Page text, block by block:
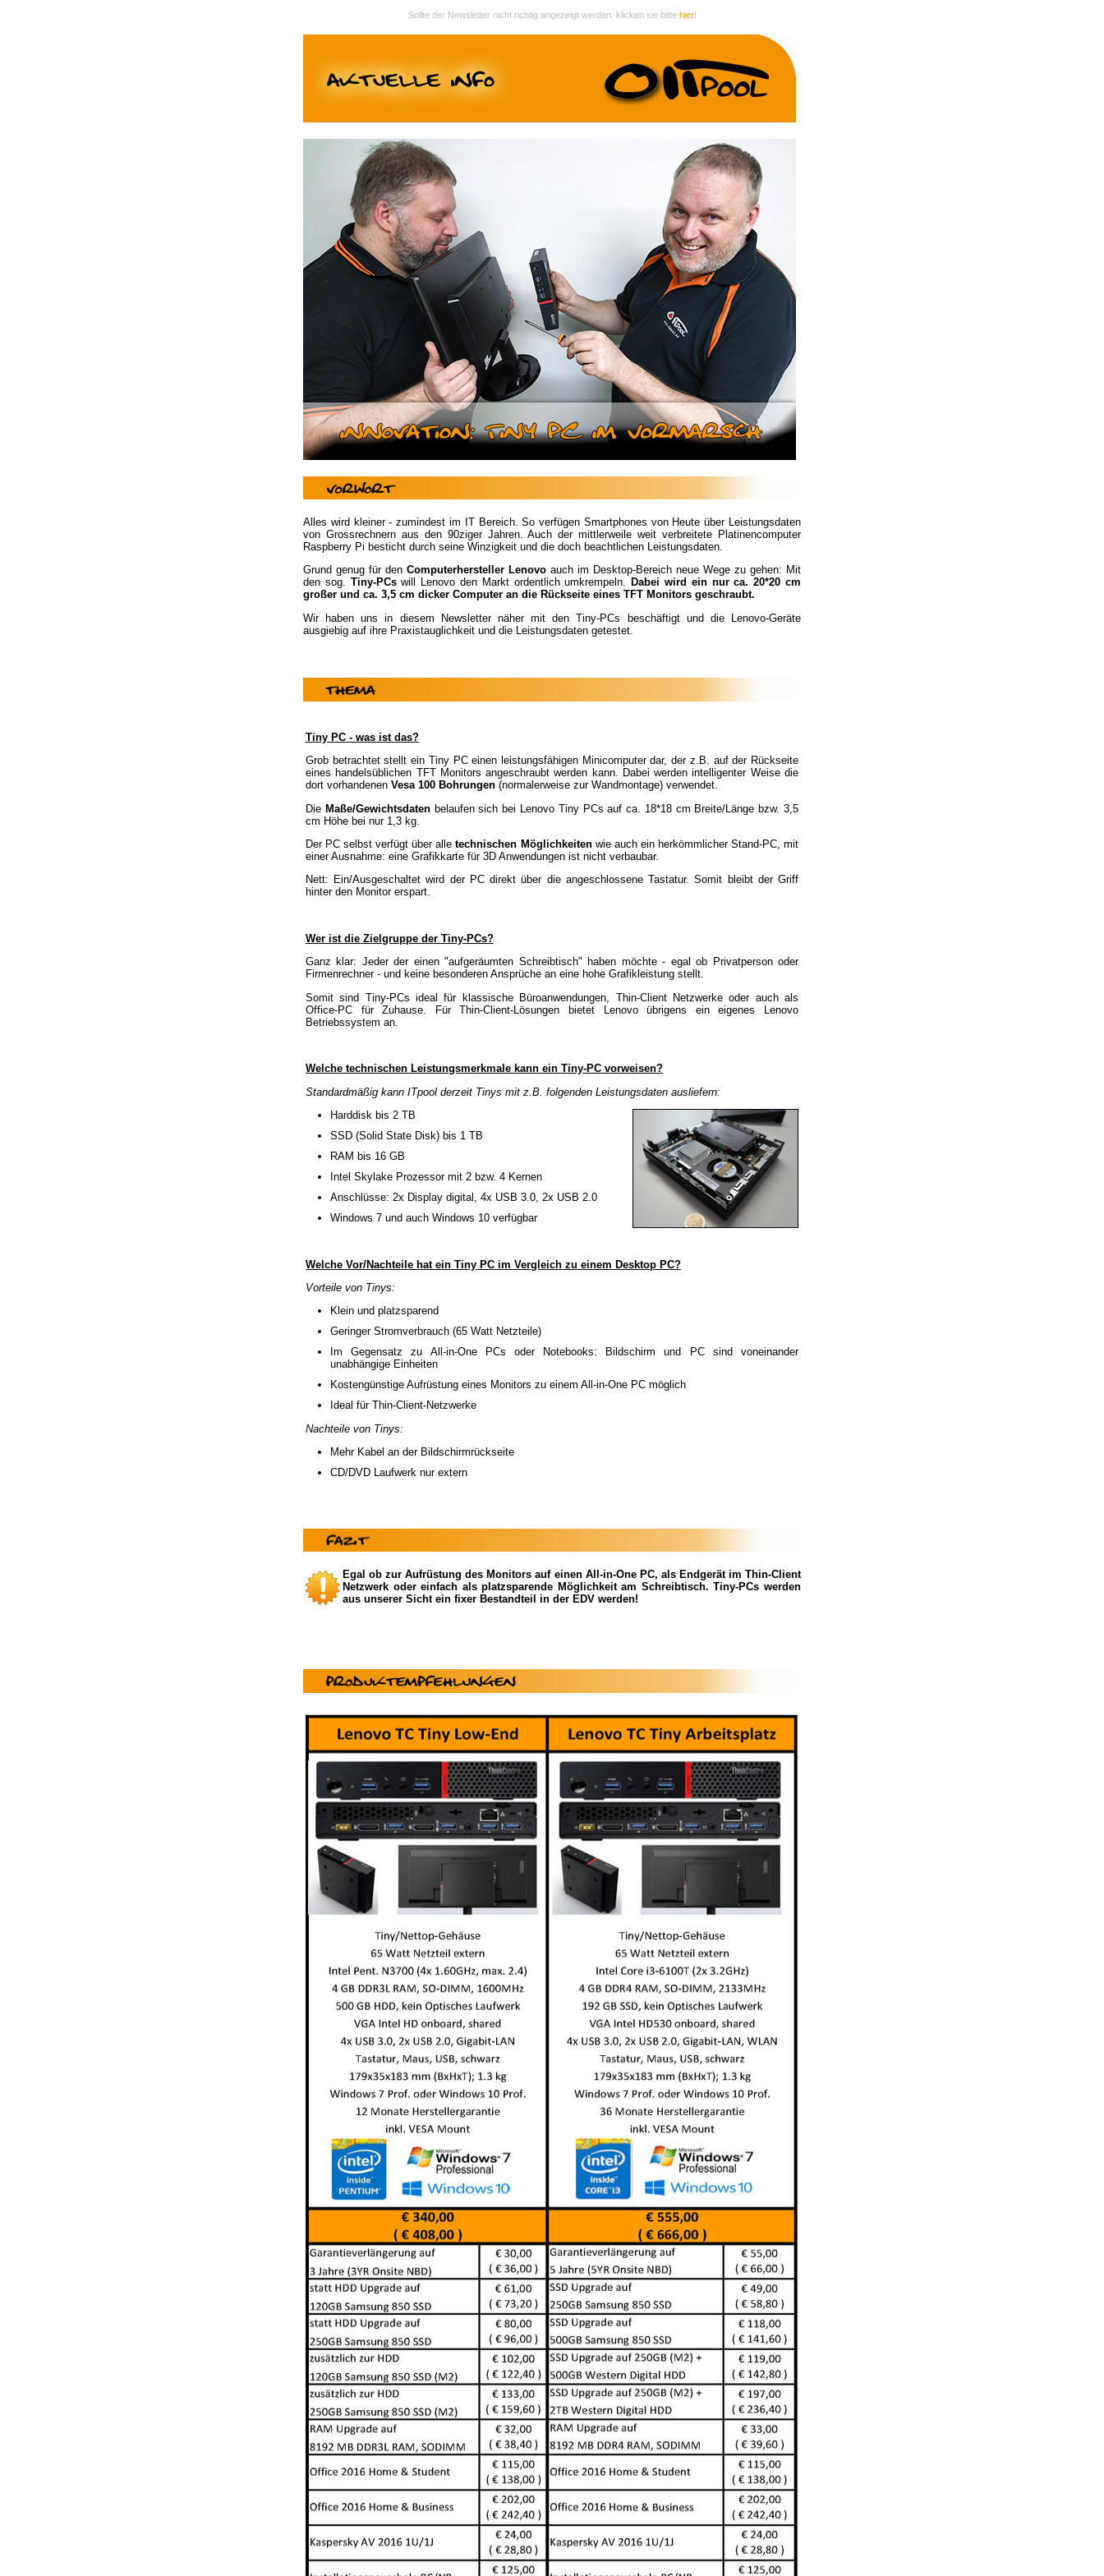
Sollte der Newsletter nicht richtig angezeigt werden, klicken sie bitte hier!
Alles wird kleiner - zumindest im IT Bereich. So verfügen Smartphones von Heute über Leistungsdaten
von Grossrechnern aus den 90ziger Jahren. Auch der mittlerweile weit verbreitete Platinencomputer
Raspberry Pi besticht durch seine Winzigkeit und die doch beachtlichen Leistungsdaten.
Grund genug für den Computerhersteller Lenovo auch im Desktop-Bereich neue Wege zu gehen: Mit
den sog. Tiny-PCswill Lenovo den Markt ordentlich umkrempeln. Dabei wird ein nur ca. 20*20 cm
großer und ca. 3,5 cm dicker Computer an die Rückseite eines TFT Monitors geschraubt.
Wir haben uns in diesem Newsletter näher mit den Tiny-PCs beschäftigt und die Lenovo-Geräte
ausgiebig auf ihre Praxistauglichkeit und die Leistungsdaten getestet.
Tiny PC - was ist das?
Grob betrachtet stellt ein Tiny PC einen leistungsfähigen Minicomputer dar, der z.B. auf der Rückseite
eines handelsüblichen TFT Monitors angeschraubt werden kann. Dabei werden intelligenter Weise die
dort vorhandenen Vesa 100 Bohrungen (normalerweise zur Wandmontage) verwendet.
Die Maße/Gewichtsdatenbelaufen sich bei Lenovo Tiny PCs auf ca. 18*18 cm Breite/Länge bzw. 3,5
cm Höhe bei nur 1,3 kg.
Der PC selbst verfügt über alletechnischen Möglichkeitenwie auch ein herkömmlicher Stand-PC, mit
einer Ausnahme: eine Grafikkarte für 3D Anwendungen ist nicht verbaubar.
Nett: Ein/Ausgeschaltet wird der PC direkt über die angeschlossene Tastatur. Somit bleibt der Griff
hinter den Monitor erspart.
Wer ist die Zielgruppe der Tiny-PCs?
Ganz klar: Jeder der einen "aufgeräumten Schreibtisch" haben möchte - egal ob Privatperson oder
Firmenrechner - und keine besonderen Ansprüche an eine hohe Grafikleistung stellt.
Somit sind Tiny-PCs ideal für klassische Büroanwendungen, Thin-Client Netzwerke oder auch als
Office-PC für Zuhause. Für Thin-Client-Lösungen bietet Lenovo übrigens ein eigenes Lenovo
Betriebssystem an.
Welche technischen Leistungsmerkmale kann ein Tiny-PC vorweisen?
Standardmäßig kann ITpool derzeit Tinys mit z.B. folgenden Leistungsdaten ausliefern:
Harddisk bis 2 TB
SSD (Solid State Disk) bis 1 TB
RAM bis 16 GB
Intel Skylake Prozessor mit 2 bzw. 4 Kernen
Anschlüsse: 2x Display digital, 4x USB 3.0, 2x USB 2.0
Windows 7 und auch Windows 10 verfügbar
Welche Vor/Nachteile hat ein Tiny PC im Vergleich zu einem Desktop PC?
Vorteile von Tinys:
Klein und platzsparend
Geringer Stromverbrauch (65 Watt Netzteile)
Im Gegensatz zu All-in-One PCs oder Notebooks: Bildschirm und PC sind voneinander
unabhängige Einheiten
Kostengünstige Aufrüstung eines Monitors zu einem All-in-One PC möglich
Ideal für Thin-Client-Netzwerke
Nachteile von Tinys:
Mehr Kabel an der Bildschirmrückseite
CD/DVD Laufwerk nur extern
Egal ob zur Aufrüstung des Monitors auf einen All-in-One PC, als Endgerät im Thin-Client
Netzwerk oder einfach als platzsparende Möglichkeit am Schreibtisch. Tiny-PCs werden
aus unserer Sicht ein fixer Bestandteil in der EDV werden!